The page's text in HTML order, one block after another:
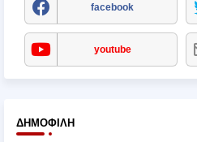
facebook
youtube
ΔΗΜΟΦΙΛΉ